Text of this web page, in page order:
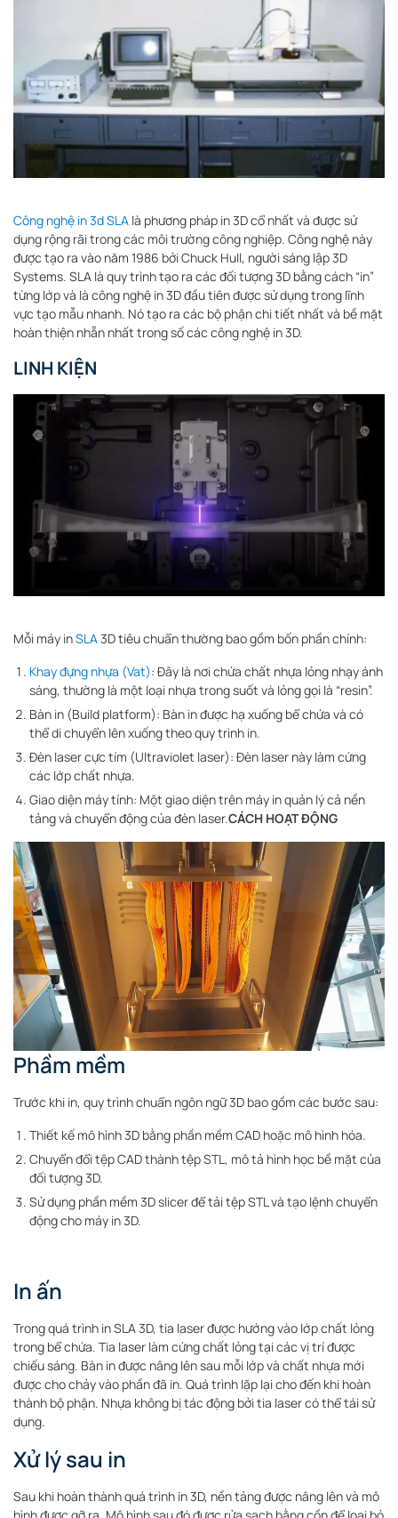
Công nghệ in 3d SLA là phương pháp in 3D cổ nhất và được sử
dụng rộng rãi trong các môi trường công nghiệp. Công nghệ này
được tạo ra vào năm 1986 bởi Chuck Hull, người sáng lập 3D
Systems. SLA là quy trình tạo ra các đối tượng 3D bằng cách “in”
từng lớp và là công nghệ in 3D đầu tiên được sử dụng trong lĩnh
vực tạo mẫu nhanh. Nó tạo ra các bộ phận chi tiết nhất và bề mặt
hoàn thiện nhẵn nhất trong số các công nghệ in 3D.
LINH KIỆN
Mỗi máy inSLA 3D tiêu chuẩn thường bao gồm bốn phần chính:
Khay đựng nhựa (Vat): Đây là nơi chứa chất nhựa lỏng nhạy ánh
sáng, thường là một loại nhựa trong suốt và lỏng gọi là “resin”.
Bàn in (Build platform): Bàn in được hạ xuống bể chứa và có
thể di chuyển lên xuống theo quy trình in.
Đèn laser cực tím (Ultraviolet laser): Đèn laser này làm cứng
các lớp chất nhựa.
Giao diện máy tính: Một giao diện trên máy in quản lý cả nền
tảng và chuyển động của đèn laser.CÁCH HOẠT ĐỘNG
Phầm mềm
Trước khi in, quy trình chuẩn ngôn ngữ 3D bao gồm các bước sau:
Thiết kế mô hình 3D bằng phần mềm CAD hoặc mô hình hóa.
Chuyển đổi tệp CAD thành tệp STL, mô tả hình học bề mặt của
đối tượng 3D.
Sử dụng phần mềm 3D slicer để tải tệp STL và tạo lệnh chuyển
động cho máy in 3D.
In ấn
Trong quá trình in SLA 3D, tia laser được hướng vào lớp chất lỏng
trong bể chứa. Tia laser làm cứng chất lỏng tại các vị trí được
chiếu sáng. Bàn in được nâng lên sau mỗi lớp và chất nhựa mới
được cho chảy vào phần đã in. Quá trình lặp lại cho đến khi hoàn
thành bộ phận. Nhựa không bị tác động bởi tia laser có thể tái sử
dụng.
Xử lý sau in
Sau khi hoàn thành quá trình in 3D, nền tảng được nâng lên và mô